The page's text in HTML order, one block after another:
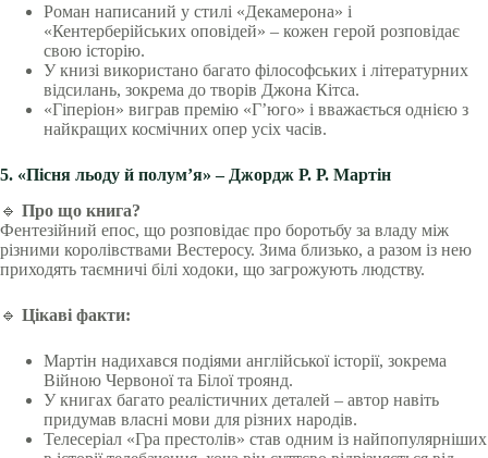
Роман написаний у стилі «Декамерона» і
«Кентерберійських оповідей» – кожен герой розповідає
свою історію.
У книзі використано багато філософських і літературних
відсилань, зокрема до творів Джона Кітса.
«Гіперіон» виграв премію «Г’юго» і вважається однією з
найкращих космічних опер усіх часів.
5. «Пісня льоду й полум’я» – Джордж Р. Р. Мартін
🔹 Про що книга?
Фентезійний епос, що розповідає про боротьбу за владу між
різними королівствами Вестеросу. Зима близько, а разом із нею
приходять таємничі білі ходоки, що загрожують людству.
🔹 Цікаві факти:
Мартін надихався подіями англійської історії, зокрема
Війною Червоної та Білої троянд.
У книгах багато реалістичних деталей – автор навіть
придумав власні мови для різних народів.
Телесеріал «Гра престолів» став одним із найпопулярніших